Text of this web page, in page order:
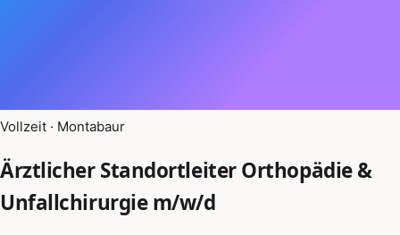
Vollzeit · Montabaur
Ärztlicher Standortleiter Orthopädie &
Unfallchirurgie m/w/d